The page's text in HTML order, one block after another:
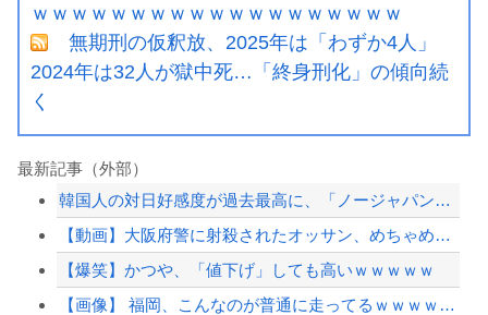
ｗｗｗｗｗｗｗｗｗｗｗｗｗｗｗｗｗｗｗ
無期刑の仮釈放、2025年は「わずか4人」
2024年は32人が獄中死…「終身刑化」の傾向続
く
最新記事（外部）
韓国人の対日好感度が過去最高に、「ノージャパン」は終わった？＝ネット「中国より1...
【動画】大阪府警に射殺されたオッサン、めちゃめちゃ苦しそうに死ぬ
【爆笑】かつや、「値下げ」しても高いｗｗｗｗｗ
【画像】 福岡、こんなのが普通に走ってるｗｗｗｗｗｗｗｗｗｗｗｗｗｗｗｗｗｗｗｗ...